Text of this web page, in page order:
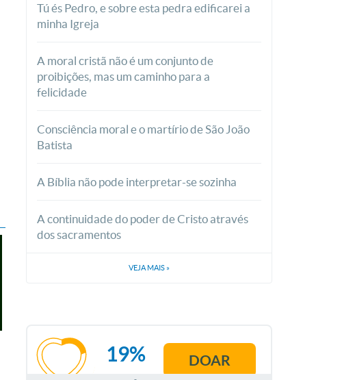
Tú és Pedro, e sobre esta pedra edificarei a
minha Igreja
A moral cristã não é um conjunto de
proibições, mas um caminho para a
felicidade
Consciência moral e o martírio de São João
Batista
A Bíblia não pode interpretar-se sozinha
A continuidade do poder de Cristo através
dos sacramentos
VEJA MAIS »
19% DOAR